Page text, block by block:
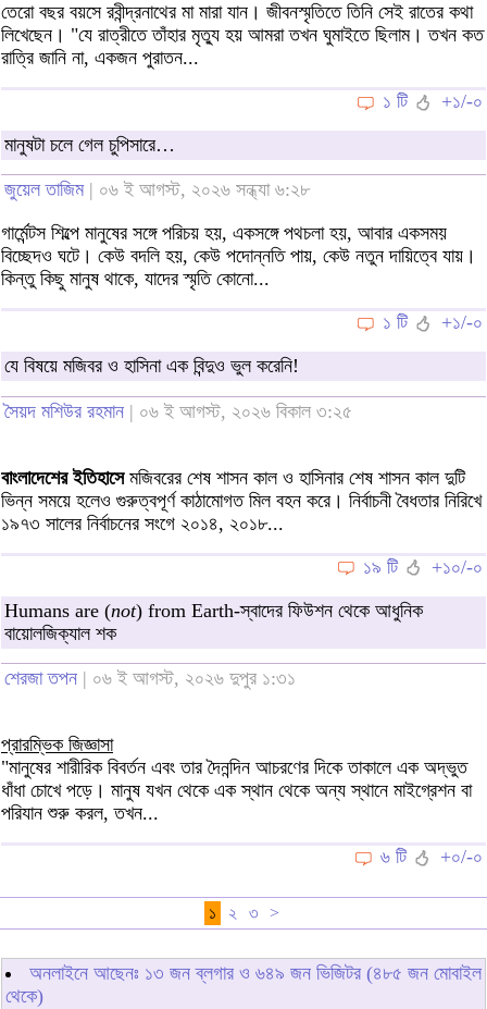
তেরো বছর বয়সে রবীন্দ্রনাথের মা মারা যান। জীবনস্মৃতিতে তিনি সেই রাতের কথা
লিখেছেন। "যে রাত্রীতে তাঁহার মৃত্যু হয় আমরা তখন ঘুমাইতে ছিলাম। তখন কত
রাত্রি জানি না, একজন পুরাতন...
১ টি
+১/-০
মানুষটা চলে গেল চুপিসারে…
জুয়েল তাজিম| ০৬ ই আগস্ট, ২০২৬ সন্ধ্যা ৬:২৮
গার্মেন্টস শিল্পে মানুষের সঙ্গে পরিচয় হয়, একসঙ্গে পথচলা হয়, আবার একসময়
বিচ্ছেদও ঘটে। কেউ বদলি হয়, কেউ পদোন্নতি পায়, কেউ নতুন দায়িত্বে যায়।
কিন্তু কিছু মানুষ থাকে, যাদের স্মৃতি কোনো...
১ টি
+১/-০
যে বিষয়ে মজিবর ও হাসিনা এক বিন্দুও ভুল করেনি!
সৈয়দ মশিউর রহমান | ০৬ ই আগস্ট, ২০২৬ বিকাল ৩:২৫
বাংলাদেশের ইতিহাসেমজিবরের শেষ শাসন কাল ও হাসিনার শেষ শাসন কাল দুটি
ভিন্ন সময়ে হলেও গুরুত্বপূর্ণ কাঠামোগত মিল বহন করে। নির্বাচনী বৈধতার নিরিখে
১৯৭৩ সালের নির্বাচনের সংগে ২০১৪, ২০১৮...
১৯ টি
+১০/-০
Humans are (not) from Earth-স্বাদের ফিউশন থেকে আধুনিক
বায়োলজিক্যাল শক
শেরজা তপন | ০৬ ই আগস্ট, ২০২৬ দুপুর ১:৩১
প্রারম্ভিক জিজ্ঞাসা
"মানুষের শারীরিক বিবর্তন এবং তার দৈনন্দিন আচরণের দিকে তাকালে এক অদ্ভুত
ধাঁধা চোখে পড়ে। মানুষ যখন থেকে এক স্থান থেকে অন্য স্থানে মাইগ্রেশন বা
পরিযান শুরু করল, তখন...
৬ টি
+০/-০
১ ২ ৩ >
অনলাইনে আছেনঃ ১৩ জন ব্লগার ও ৬৪৯ জন ভিজিটর (৪৮৫ জন মোবাইল
থেকে)